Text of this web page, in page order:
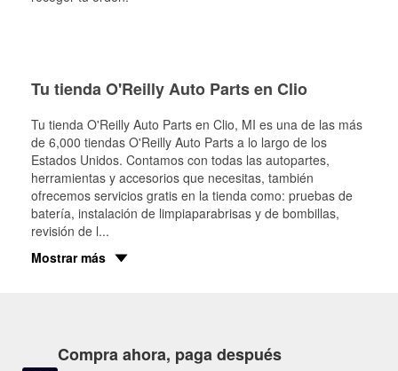
Tu tienda O'Reilly Auto Parts en Clio
Tu tienda O'Reilly Auto Parts en Clio, MI es una de las más
de 6,000 tiendas O'Reilly Auto Parts a lo largo de los
Estados Unidos. Contamos con todas las autopartes,
herramientas y accesorios que necesitas, también
ofrecemos servicios gratis en la tienda como: pruebas de
batería, instalación de limpiaparabrisas y de bombillas,
revisión de l...
Mostrar más
Compra ahora, paga después